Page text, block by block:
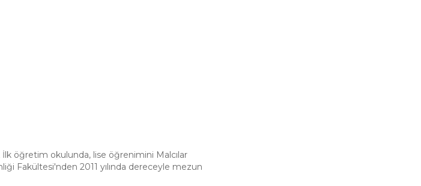
öğretim okulunda, lise öğrenimini Malcılar
Fakültesi'nden 2011 yılında dereceyle mezun